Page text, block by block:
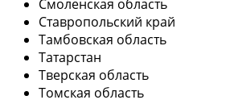
Смоленская область
Ставропольский край
Тамбовская область
Татарстан
Тверская область
Томская область